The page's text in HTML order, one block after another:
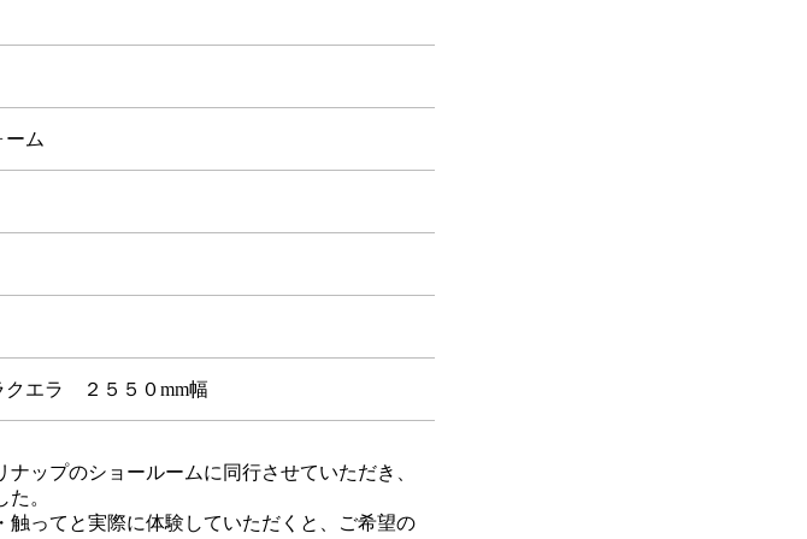
ーム
エラ ２５５０mm幅
ナップのショールームに同行させていただき、
。
触ってと実際に体験していただくと、ご希望の